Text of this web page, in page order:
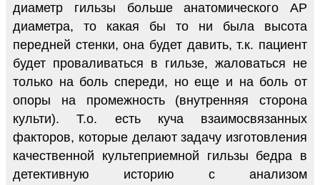
диаметр гильзы больше анатомического АР
диаметра, то какая бы то ни была высота
передней стенки, она будет давить, т.к. пациент
будет проваливаться в гильзе, жаловаться не
только на боль спереди, но еще и на боль от
опоры на промежность (внутренняя сторона
культи). Т.о. есть куча взаимосвязанных
факторов, которые делают задачу изготовления
качественной культеприемной гильзы бедра в
детективную историю с анализом